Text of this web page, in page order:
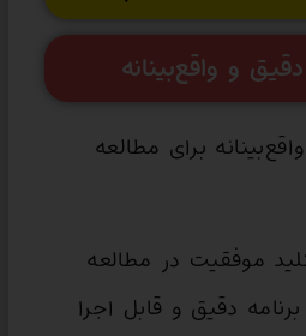
و واقع‌بینانه
برای مطالعه
موفقیت در مطالعه
دقیق و قابل اجرا